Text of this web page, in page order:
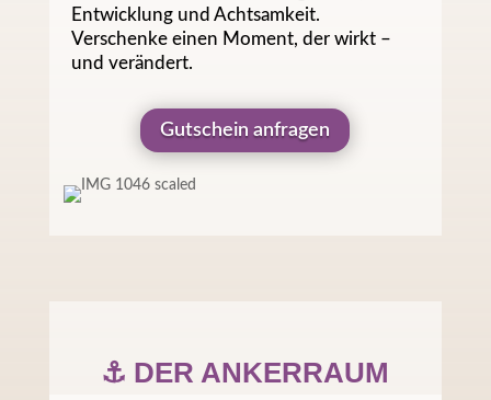
Entwicklung und Achtsamkeit.
Verschenke einen Moment, der wirkt –
und verändert.
Gutschein anfragen
⚓ DER ANKERRAUM